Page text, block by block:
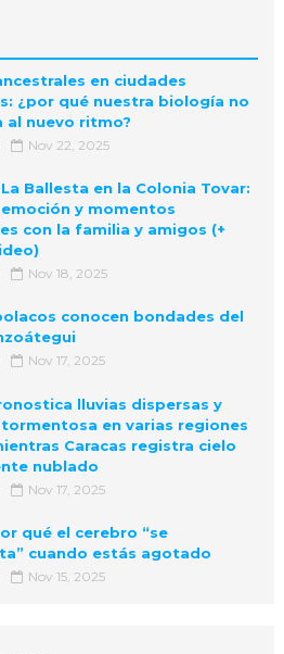
en ciudades
¿por qué nuestra biología no
al nuevo ritmo?
Nov 22, 2025
Ballesta en la Colonia Tovar:
y momentos
con la familia y amigos (+
Nov 18, 2025
conocen bondades del
Nov 17, 2025
lluvias dispersas y
en varias regiones
Caracas registra cielo
nublado
Nov 17, 2025
qué el cerebro “se
cuando estás agotado
Nov 15, 2025